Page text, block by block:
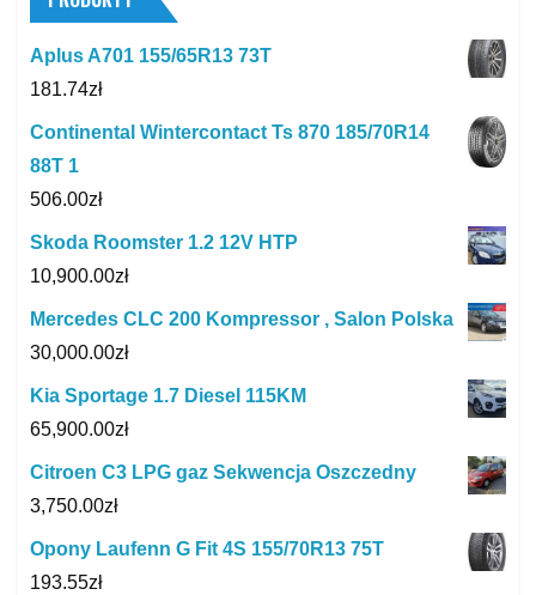
Aplus A701 155/65R13 73T
181.74zł
Continental Wintercontact Ts 870 185/70R14
88T 1
506.00zł
Skoda Roomster 1.2 12V HTP
10,900.00zł
Mercedes CLC 200 Kompressor , Salon Polska
30,000.00zł
Kia Sportage 1.7 Diesel 115KM
65,900.00zł
Citroen C3 LPG gaz Sekwencja Oszczedny
3,750.00zł
Opony Laufenn G Fit 4S 155/70R13 75T
193.55zł